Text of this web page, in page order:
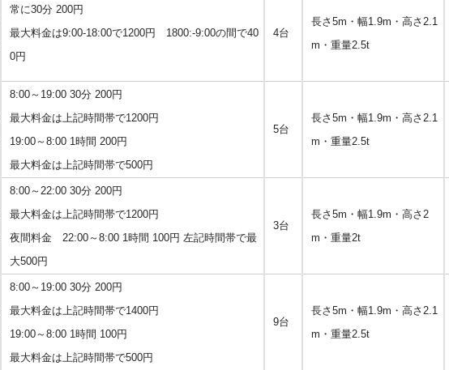
常に30分 200円
最大料金は9:00-18:00で1200円 1800:-9:00の間で40
0円
4台
長さ5m・幅1.9m・高さ2.1
m・重量2.5t
8:00～19:00 30分 200円
最大料金は上記時間帯で1200円
19:00～8:00 1時間 200円
最大料金は上記時間帯で500円
5台
長さ5m・幅1.9m・高さ2.1
m・重量2.5t
8:00～22:00 30分 200円
最大料金は上記時間帯で1200円
夜間料金 22:00～8:00 1時間 100円 左記時間帯で最
大500円
3台
長さ5m・幅1.9m・高さ2
m・重量2t
8:00～19:00 30分 200円
最大料金は上記時間帯で1400円
19:00～8:00 1時間 100円
最大料金は上記時間帯で500円
9台
長さ5m・幅1.9m・高さ2.1
m・重量2.5t